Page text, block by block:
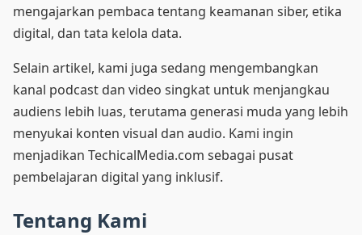
mengajarkan pembaca tentang keamanan siber, etika
digital, dan tata kelola data.
Selain artikel, kami juga sedang mengembangkan
kanal podcast dan video singkat untuk menjangkau
audiens lebih luas, terutama generasi muda yang lebih
menyukai konten visual dan audio. Kami ingin
menjadikan TechicalMedia.com sebagai pusat
pembelajaran digital yang inklusif.
Tentang Kami